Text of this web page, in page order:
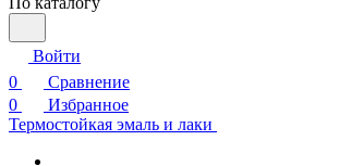
Войти
0
Сравнение
0
Избранное
Термостойкая эмаль и лаки